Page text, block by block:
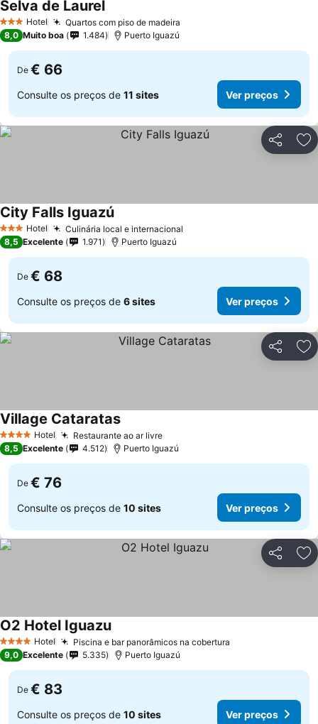
3 EstrelasHotel Quartos com piso de madeira
Selva de Laurel
8,0 Muito boa 1.484 Puerto Iguazú
De € 66
Consulte os preços de 11 sites Ver preços
Partilhar
3 EstrelasHotel Culinária local e internacional
City Falls Iguazú
8,5 Excelente 1.971 Puerto Iguazú
De € 68
Consulte os preços de 6 sites Ver preços
Partilhar
4 EstrelasHotel Restaurante ao ar livre
Village Cataratas
8,5 Excelente 4.512 Puerto Iguazú
De € 76
Consulte os preços de 10 sites Ver preços
Partilhar
4 EstrelasHotel Piscina e bar panorâmicos na cobertura
O2 Hotel Iguazu
9,0 Excelente 5.335 Puerto Iguazú
De € 83
Consulte os preços de 10 sites Ver preços